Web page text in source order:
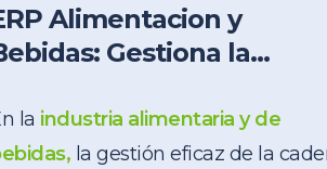
Alimentacion y
Gestiona la...
la industria alimentaria y de
la gestión eficaz de la